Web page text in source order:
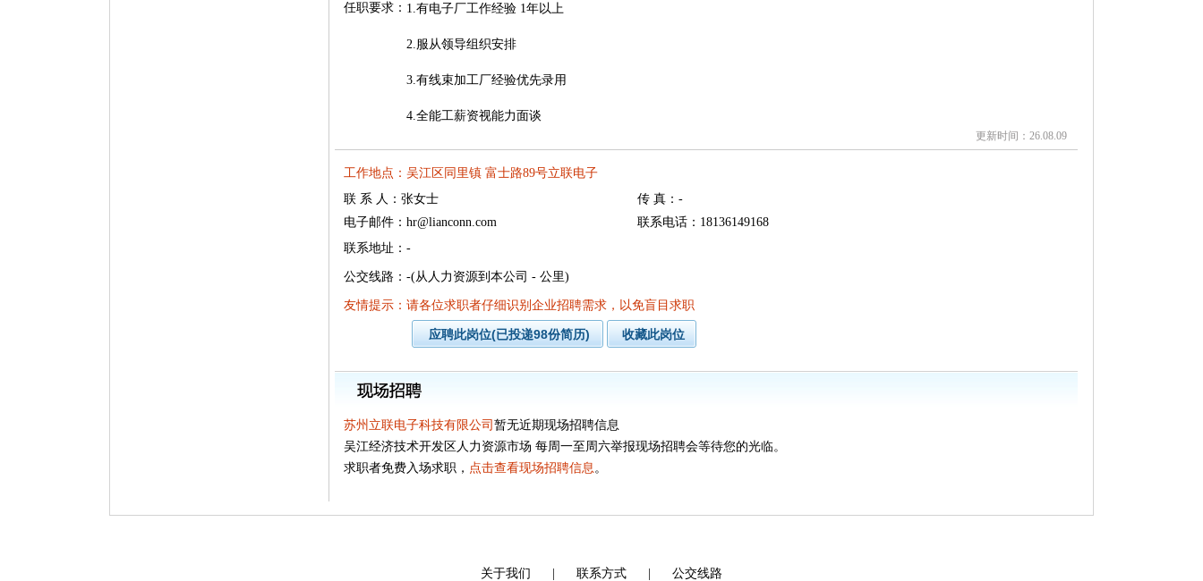
任职要求： 1.有电子厂工作经验 1年以上
2.服从领导组织安排
3.有线束加工厂经验优先录用
4.全能工薪资视能力面谈
更新时间：26.08.09
工作地点：吴江区同里镇 富士路89号立联电子
联 系 人：张女士
传 真：-
电子邮件：hr@lianconn.com
联系电话：18136149168
联系地址：-
公交线路：-(从人力资源到本公司 - 公里)
友情提示：请各位求职者仔细识别企业招聘需求，以免盲目求职
苏州立联电子科技有限公司 暂无近期现场招聘信息
吴江经济技术开发区人力资源市场 每周一至周六举报现场招聘会等待您的光临。
求职者免费入场求职， 点击查看现场招聘信息。
关于我们 联系方式 公交线路